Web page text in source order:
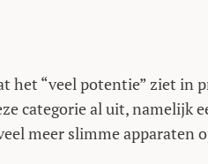
het “veel potentie” ziet in
categorie al uit, namelijk
meer slimme apparaten